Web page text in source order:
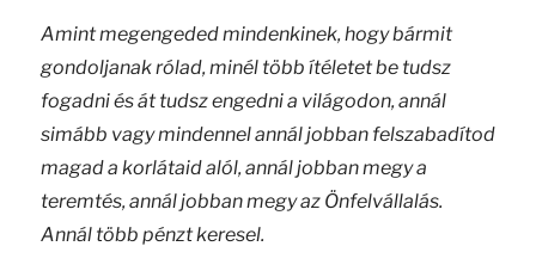
Amint megengeded mindenkinek, hogy bármit
gondoljanak rólad, minél több ítéletet be tudsz
fogadni és át tudsz engedni a világodon, annál
simább vagy mindennel annál jobban felszabadítod
magad a korlátaid alól, annál jobban megy a
teremtés, annál jobban megy az Önfelvállalás.
Annál több pénzt keresel.